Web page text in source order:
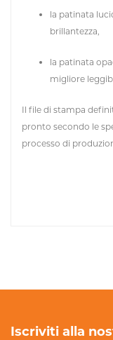
la patinata
brillantezza,
la patinata
migliore
Il file di stampa
pronto secondo le
processo di
Iscriviti alla